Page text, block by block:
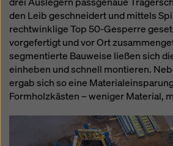
den Leib geschneidert und mittels
rechtwinklige Top 50-Gesperre
vorgefertigt und vor Ort
segmentierte Bauweise ließen sich
einheben und schnell montieren.
ergab sich so eine
Formholzkästen – weniger Material,